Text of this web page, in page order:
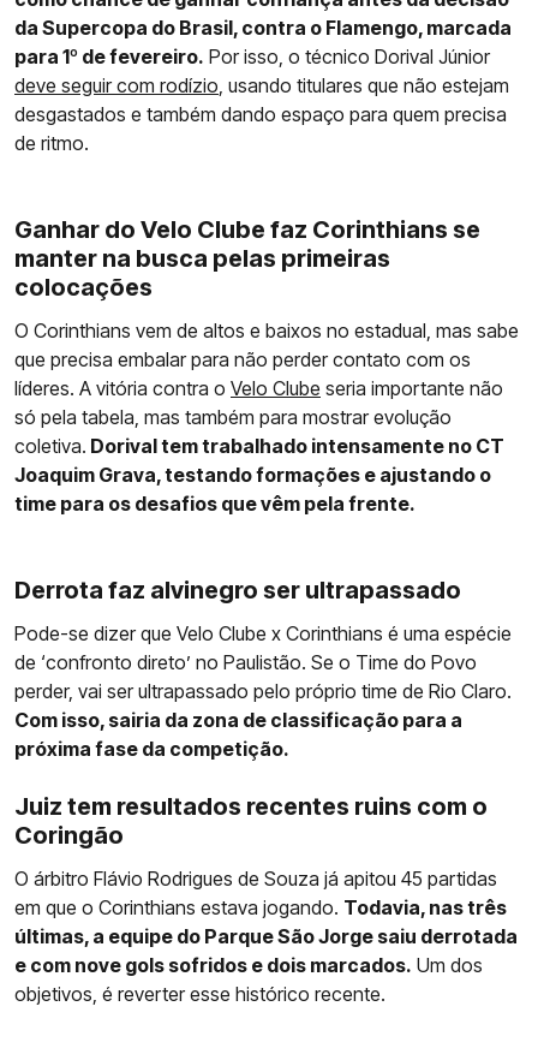
da Supercopa do Brasil, contra o Flamengo, marcada
para 1º de fevereiro. Por isso, o técnico Dorival Júnior
deve seguir com rodízio, usando titulares que não estejam
desgastados e também dando espaço para quem precisa
de ritmo.
Ganhar do Velo Clube faz Corinthians se
manter na busca pelas primeiras
colocações
O Corinthians vem de altos e baixos no estadual, mas sabe
que precisa embalar para não perder contato com os
líderes. A vitória contra o Velo Clube seria importante não
só pela tabela, mas também para mostrar evolução
coletiva. Dorival tem trabalhado intensamente no CT
Joaquim Grava, testando formações e ajustando o
time para os desafios que vêm pela frente.
Derrota faz alvinegro ser ultrapassado
Pode-se dizer que Velo Clube x Corinthians é uma espécie
de ‘confronto direto’ no Paulistão. Se o Time do Povo
perder, vai ser ultrapassado pelo próprio time de Rio Claro.
Com isso, sairia da zona de classificação para a
próxima fase da competição.
Juiz tem resultados recentes ruins com o
Coringão
O árbitro Flávio Rodrigues de Souza já apitou 45 partidas
em que o Corinthians estava jogando. Todavia, nas três
últimas, a equipe do Parque São Jorge saiu derrotada
e com nove gols sofridos e dois marcados. Um dos
objetivos, é reverter esse histórico recente.